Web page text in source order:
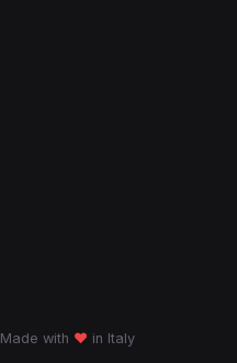
Made with ♥ in Italy